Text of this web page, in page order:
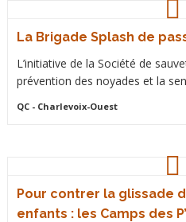
La Brigade Splash de
L’initiative de la Société de
prévention des noyades et la
QC- Charlevoix-Ouest
Pour contrer la glissade
enfants : les Camps des